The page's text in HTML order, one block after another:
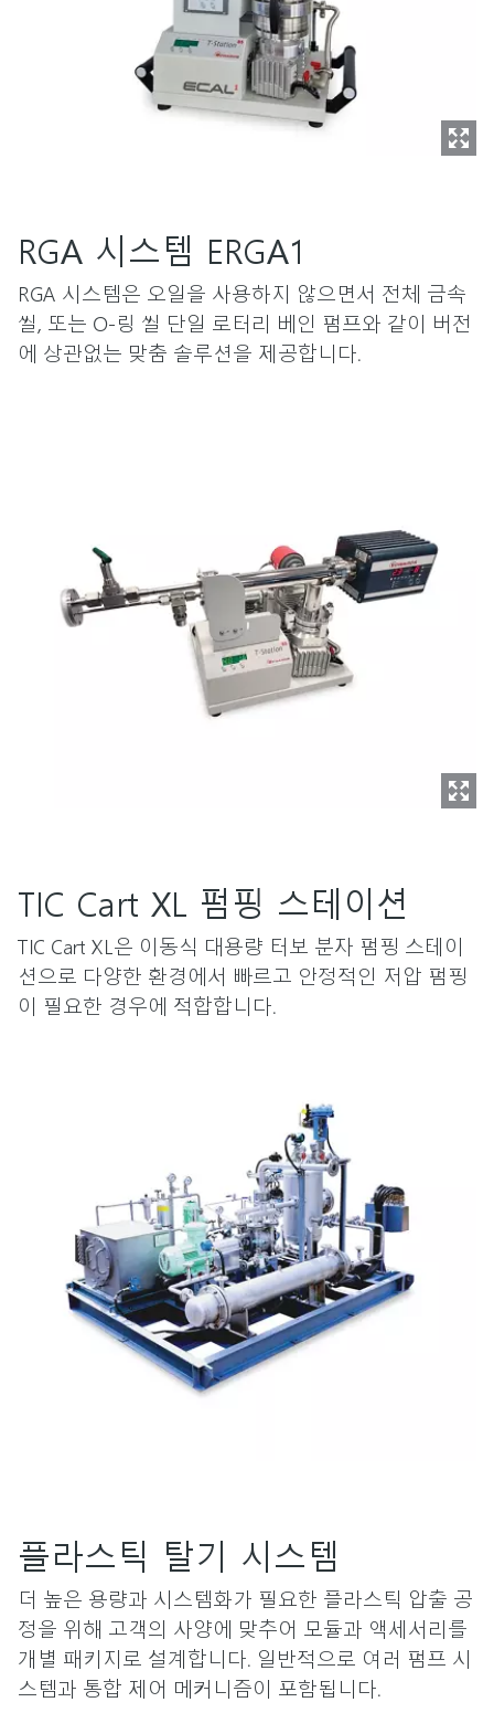
RGA 시스템 ERGA1
RGA 시스템은 오일을 사용하지 않으면서 전체 금속
씰, 또는 O-링 씰 단일 로터리 베인 펌프와 같이 버전
에 상관없는 맞춤 솔루션을 제공합니다.
TIC Cart XL 펌핑 스테이션
TIC Cart XL은 이동식 대용량 터보 분자 펌핑 스테이
션으로 다양한 환경에서 빠르고 안정적인 저압 펌핑
이 필요한 경우에 적합합니다.
플라스틱 탈기 시스템
더 높은 용량과 시스템화가 필요한 플라스틱 압출 공
정을 위해 고객의 사양에 맞추어 모듈과 액세서리를
개별 패키지로 설계합니다. 일반적으로 여러 펌프 시
스템과 통합 제어 메커니즘이 포함됩니다.